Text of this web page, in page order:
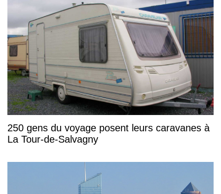
250 gens du voyage posent leurs caravanes à
La Tour-de-Salvagny